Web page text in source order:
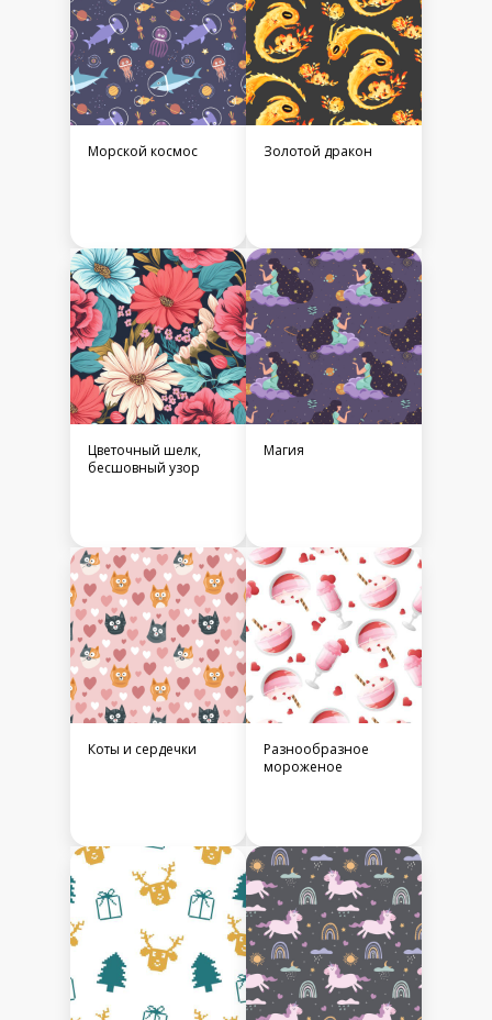
Морской космос Золотой дракон
Цветочный шелк,
бесшовный узор
Магия
Коты и сердечки
Разнообразное
мороженое